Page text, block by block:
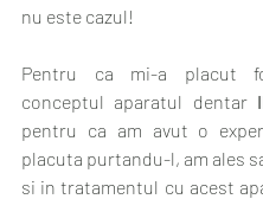
nu este cazul!
Pentru ca mi-a placut
conceptul aparatul dentar
pentru ca am avut o
placuta purtandu-l, am ales
si in tratamentul cu acest